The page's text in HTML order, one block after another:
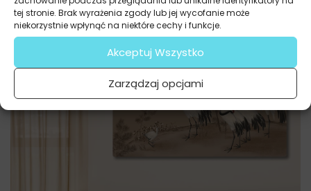
tej stronie. Brak wyrażenia zgody lub jej wycofanie może
niekorzystnie wpłynąć na niektóre cechy i funkcje.
Akceptuj Wszystko
Zarządzaj opcjami